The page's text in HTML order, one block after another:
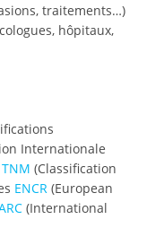
traitements…)
hôpitaux,
Internationale
TNM (Classification
ENCR (European
(International